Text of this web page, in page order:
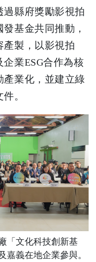
縣府獎勵影視拍
基金共同推動，
產製，以影視拍
業ESG合作為核
產業化，並建立綠
。
「文化科技創新基
嘉義在地企業參與。